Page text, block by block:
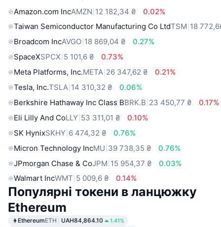
Amazon.com IncAMZN 12 182,34 ₴
0.02%
Taiwan Semiconductor Manufacturing Co LtdTSM 18
Broadcom IncAVGO 18 869,04 ₴
0.27%
SpaceXSPCX 5 101,6 ₴
0.73%
Meta Platforms, Inc.META 26 347,62 ₴
0.21%
Tesla, Inc.TSLA 14 310,32 ₴
0.06%
Berkshire Hathaway Inc Class BBRK.B 23 450,77 ₴
0.17%
Eli Lilly And CoLLY 53 311,01 ₴
0.10%
SK HynixSKHY 6 474,32 ₴
0.76%
Micron Technology IncMU 39 738,35 ₴
0.76%
JPmorgan Chase & CoJPM 15 954,37 ₴
0.03%
Walmart IncWMT 5 009,6 ₴ 0.14%
Популярні токени в ланцюжку
Ethereum
EthereumETH UAH84,864.10 1.41%